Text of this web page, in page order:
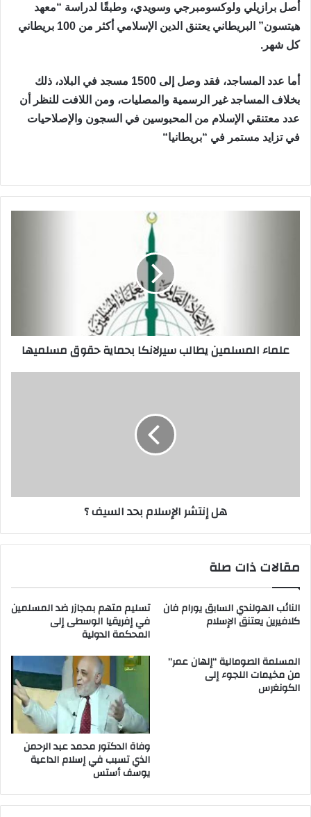
أصل برازيلي ولوكسومبرجي وسويدي، وطبقًا لدراسة “معهد
هيتسون” البريطاني يعتنق الدين الإسلامي أكثر من 100 بريطاني
كل شهر .
أما عدد المساجد، فقد وصل إلى 1500 مسجد في البلاد، ذلك
بخلاف المساجد غير الرسمية والمصليات، ومن اللافت للنظر أن
عدد معتنقي الإسلام من المحبوسين في السجون والإصلاحيات
في تزايد مستمر في “بريطانيا“
علماء المسلمين يطالب سيرلانكا بحماية حقوق مسلميها
هل إنتشر الإسلام بحد السيف ؟
مقالات ذات صلة
النائب الهولندي السابق يورام فان
كلافيرين يعتنق الإسلام
تسليم متهم بمجازر ضد المسلمين
في إفريقيا الوسطى إلى
المحكمة الدولية
المسلمة الصومالية “إلهان عمر”
من مخيمات اللجوء إلى
الكونغرس
وفاة الدكتور محمد عبد الرحمن
الذي تسبب في إسلام الداعية
يوسف أستس